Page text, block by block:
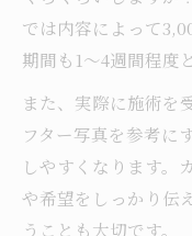
では内容によって
期間も1〜4週間程度
また、実際に施術を
フター写真を参考に
しやすくなります。
や希望をしっかり伝
うことも大切です。